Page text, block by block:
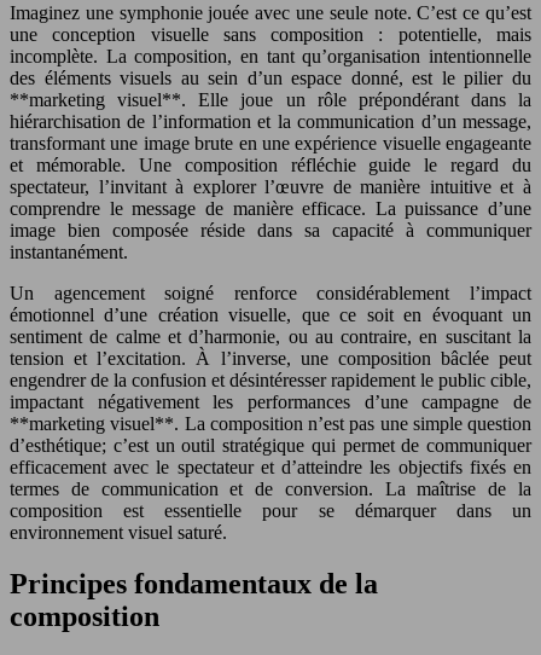
Imaginez une symphonie jouée avec une seule note. C’est ce qu’est
une conception visuelle sans composition : potentielle, mais
incomplète. La composition, en tant qu’organisation intentionnelle
des éléments visuels au sein d’un espace donné, est le pilier du
**marketing visuel**. Elle joue un rôle prépondérant dans la
hiérarchisation de l’information et la communication d’un message,
transformant une image brute en une expérience visuelle engageante
et mémorable. Une composition réfléchie guide le regard du
spectateur, l’invitant à explorer l’œuvre de manière intuitive et à
comprendre le message de manière efficace. La puissance d’une
image bien composée réside dans sa capacité à communiquer
instantanément.
Un agencement soigné renforce considérablement l’impact
émotionnel d’une création visuelle, que ce soit en évoquant un
sentiment de calme et d’harmonie, ou au contraire, en suscitant la
tension et l’excitation. À l’inverse, une composition bâclée peut
engendrer de la confusion et désintéresser rapidement le public cible,
impactant négativement les performances d’une campagne de
**marketing visuel**. La composition n’est pas une simple question
d’esthétique; c’est un outil stratégique qui permet de communiquer
efficacement avec le spectateur et d’atteindre les objectifs fixés en
termes de communication et de conversion. La maîtrise de la
composition est essentielle pour se démarquer dans un
environnement visuel saturé.
Principes fondamentaux de la
composition